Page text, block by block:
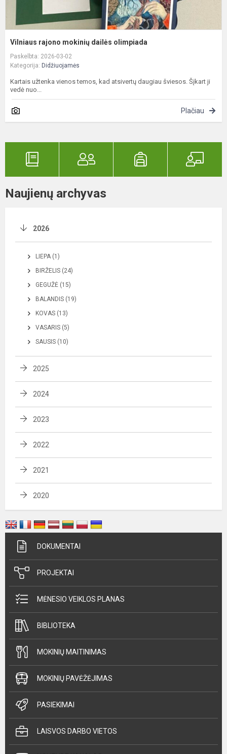
Vilniaus rajono mokinių dailės olimpiada
Paskelbta: 2026-03-02
Kategorija: Didžiuojamės
Kartais užtenka vienos temos, kad atsivertų daugiau šviesos. Šįkart ji
vedė nuo...
Plačiau
Naujienų archyvas
2026
LIEPA (1)
BIRŽELIS (24)
GEGUŽĖ (15)
BALANDIS (19)
KOVAS (13)
VASARIS (5)
SAUSIS (10)
2025
2024
2023
2022
2021
2020
DOKUMENTAI
PROJEKTAI
MĖNESIO VEIKLOS PLANAS
BIBLIOTEKA
MOKINIŲ MAITINIMAS
MOKINIŲ PAVĖŽĖJIMAS
PASIEKIMAI
LAISVOS DARBO VIETOS